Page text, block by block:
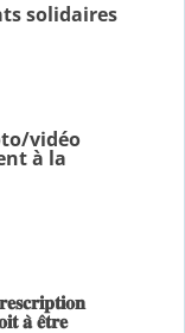
solidaires
vidéo
à la
𝐚̀ 𝐞̂𝐭𝐫𝐞